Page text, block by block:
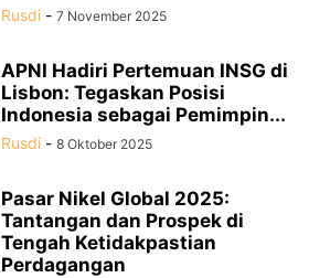
Rusdi - 7 November 2025
APNI Hadiri Pertemuan INSG di
Lisbon: Tegaskan Posisi
Indonesia sebagai Pemimpin...
Rusdi - 8 Oktober 2025
Pasar Nikel Global 2025:
Tantangan dan Prospek di
Tengah Ketidakpastian
Perdagangan